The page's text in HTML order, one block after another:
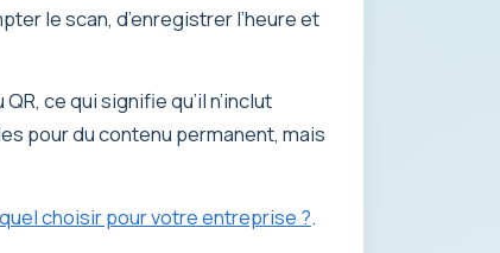
le scan, d’enregistrer l’heure et
ce qui signifie qu’il n’inclut
pour du contenu permanent, mais
choisir pour votre entreprise ?.